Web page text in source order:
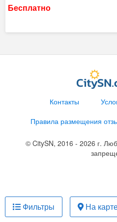
Бесплатно
Фильтры На
Контакты
Правила размещения
© CitySN, 2016 - 2026 г.